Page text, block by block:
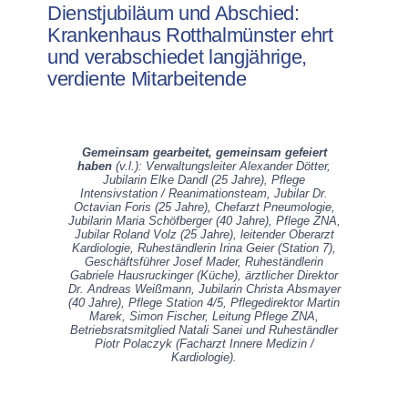
Dienstjubiläum und Abschied:
Krankenhaus Rotthalmünster ehrt
und verabschiedet langjährige,
verdiente Mitarbeitende
Gemeinsam gearbeitet, gemeinsam gefeiert
haben (v.l.): Verwaltungsleiter Alexander Dötter,
Jubilarin Elke Dandl (25 Jahre), Pflege
Intensivstation / Reanimationsteam, Jubilar Dr.
Octavian Foris (25 Jahre), Chefarzt Pneumologie,
Jubilarin Maria Schöfberger (40 Jahre), Pflege ZNA,
Jubilar Roland Volz (25 Jahre), leitender Oberarzt
Kardiologie, Ruheständlerin Irina Geier (Station 7),
Geschäftsführer Josef Mader, Ruheständlerin
Gabriele Hausruckinger (Küche), ärztlicher Direktor
Dr. Andreas Weißmann, Jubilarin Christa Absmayer
(40 Jahre), Pflege Station 4/5, Pflegedirektor Martin
Marek, Simon Fischer, Leitung Pflege ZNA,
Betriebsratsmitglied Natali Sanei und Ruheständler
Piotr Polaczyk (Facharzt Innere Medizin /
Kardiologie).